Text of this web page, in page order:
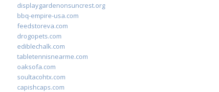
displaygardenonsuncrest.org
bbq-empire-usa.com
feedstoreva.com
drogopets.com
ediblechalk.com
tabletennisnearme.com
oaksofa.com
soultacohtx.com
capishcaps.com